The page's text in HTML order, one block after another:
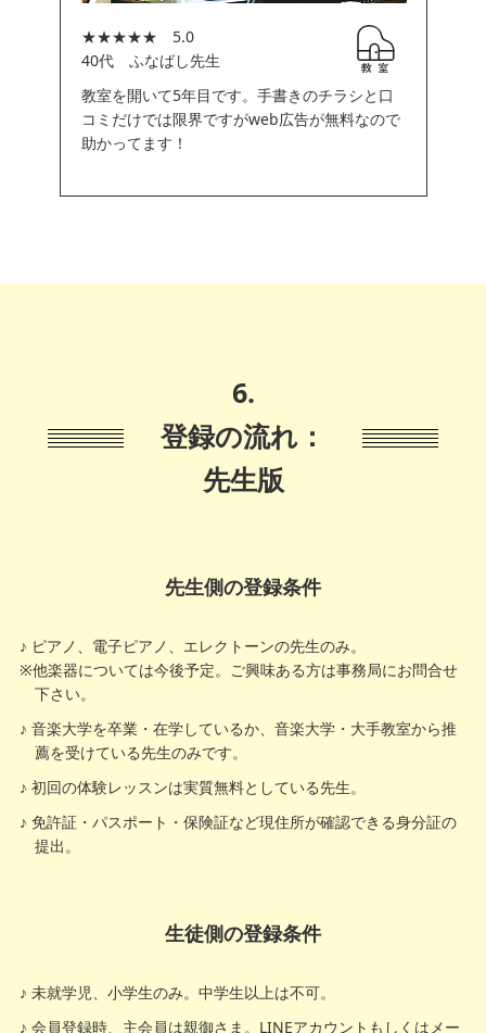
★★★★★ 5.0
40代 ふなばし先生
教室を開いて5年目です。手書きのチラシと口
コミだけでは限界ですがweb広告が無料なので
助かってます！
6.
登録の流れ：
先生版
先生側の登録条件
ピアノ、電子ピアノ、エレクトーンの先生のみ。
※他楽器については今後予定。ご興味ある方は事務局にお問合せ
下さい。
音楽大学を卒業・在学しているか、音楽大学・大手教室から推
薦を受けている先生のみです。
初回の体験レッスンは実質無料としている先生。
免許証・パスポート・保険証など現住所が確認できる身分証の
提出。
生徒側の登録条件
未就学児、小学生のみ。中学生以上は不可。
会員登録時、主会員は親御さま。LINEアカウントもしくはメー